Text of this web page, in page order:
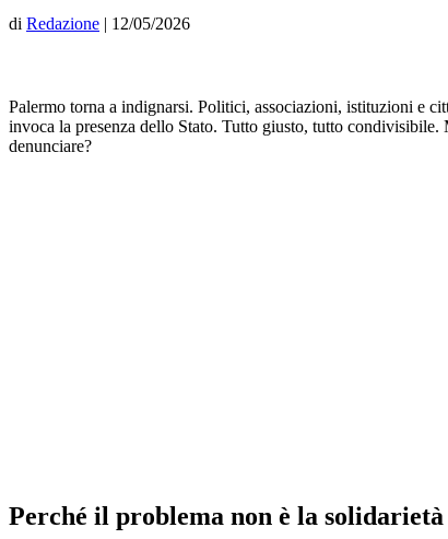
di Redazione | 12/05/2026
Palermo torna a indignarsi. Politici, associazioni, istituzioni e
invoca la presenza dello Stato. Tutto giusto, tutto condivisibile.
denunciare?
Perché il problema non è la